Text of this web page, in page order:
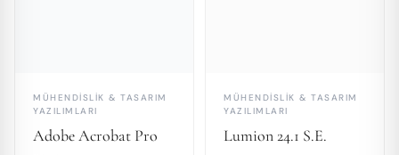
MÜHENDISLIK & TASARIM
YAZILIMLARI
Adobe Acrobat Pro
MÜHENDISLIK & TASARIM
YAZILIMLARI
Lumion 24.1 S.E.